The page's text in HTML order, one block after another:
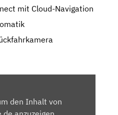
mit Cloud-Navigation
den Inhalt von